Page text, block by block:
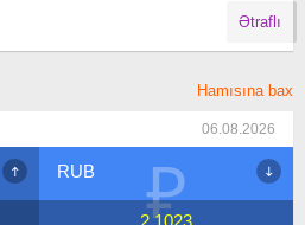
Ətraflı
Hamısına bax
06.08.2026
$
USD
1.7